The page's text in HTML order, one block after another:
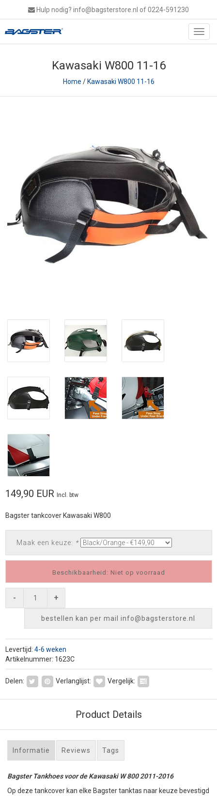
Hulp nodig? info@bagsterstore.nl of 0224-591230
Kawasaki W800 11-16
Home /Kawasaki W800 11-16
149,90 EUR Incl. btw
Bagster tankcover Kawasaki W800
Maak een keuze: *
Beschikbaarheid: Niet op voorraad
- +
bestellen kan per mail info@bagsterstore.nl
Levertijd: 4-6 weken
Artikelnummer: 1623C
Delen: Verlanglijst: Vergelijk:
Product Details
Informatie Reviews Tags
Bagster Tankhoes voor de Kawasaki W 800 2011-2016
Op deze tankcover kan elke Bagster tanktas naar keuze bevestigd